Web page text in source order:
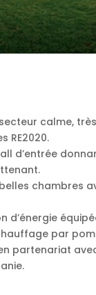
calme,
RE2020.
d’entrée
chambres
d’énergie
par
partenariat